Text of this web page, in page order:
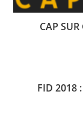
CAP
FID